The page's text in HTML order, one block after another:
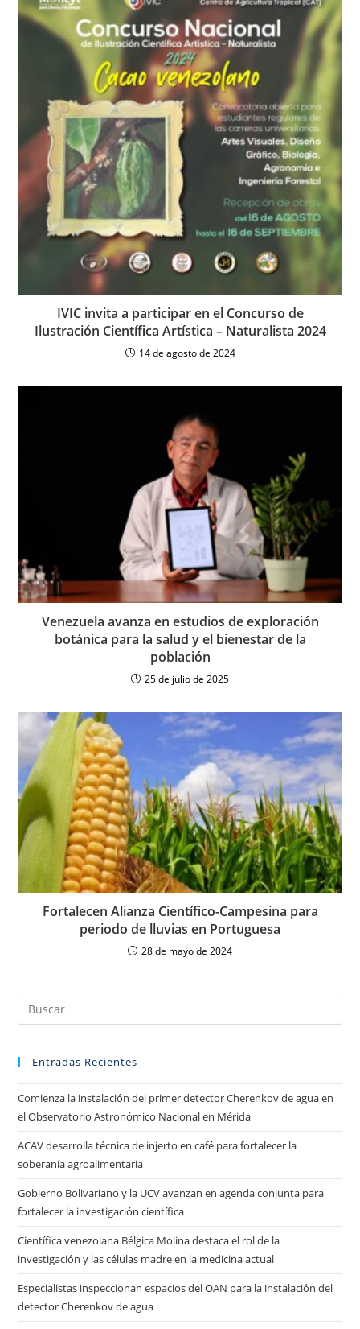
IVIC invita a participar en el Concurso de
Ilustración Científica Artística – Naturalista 2024
14 de agosto de 2024
Venezuela avanza en estudios de exploración
botánica para la salud y el bienestar de la
población
25 de julio de 2025
Fortalecen Alianza Científico-Campesina para
periodo de lluvias en Portuguesa
28 de mayo de 2024
Entradas Recientes
Comienza la instalación del primer detector Cherenkov de agua en
el Observatorio Astronómico Nacional en Mérida
ACAV desarrolla técnica de injerto en café para fortalecer la
soberanía agroalimentaria
Gobierno Bolivariano y la UCV avanzan en agenda conjunta para
fortalecer la investigación científica
Científica venezolana Bélgica Molina destaca el rol de la
investigación y las células madre en la medicina actual
Especialistas inspeccionan espacios del OAN para la instalación del
detector Cherenkov de agua